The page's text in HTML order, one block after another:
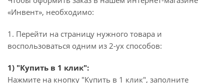
«Инвент», необходимо:
1. Перейти на страницу нужного товара и
воспользоваться одним из 2-ух способов:
1) "Купить в 1 клик":
Нажмите на кнопку "Купить в 1 клик", заполните